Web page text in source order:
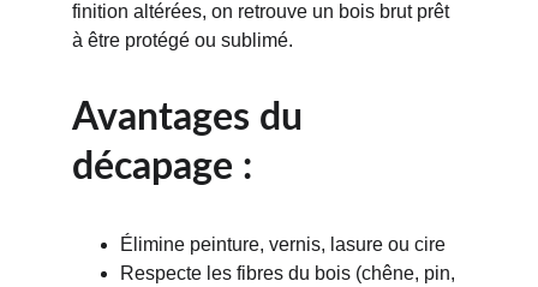
finition altérées, on retrouve un bois brut prêt
à être protégé ou sublimé.
Avantages du
décapage :
Élimine peinture, vernis, lasure ou cire
Respecte les fibres du bois (chêne, pin,